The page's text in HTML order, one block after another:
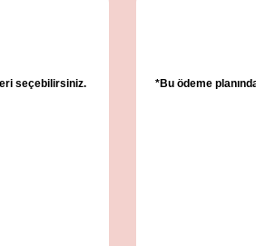
seçebilirsiniz. *Bu ödeme